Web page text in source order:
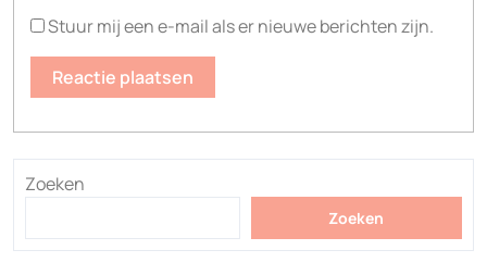
Stuur mij een e-mail als er nieuwe berichten zijn.
Zoeken
Zoeken